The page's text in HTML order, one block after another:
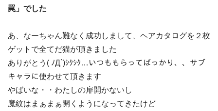
罠」でした
あ、なーちゃん難なく成功しまして、ヘアカタログを２枚
ゲットで全てだ猫が頂きました
ありがとう( ﾉД`)ｼｸｼｸ…いつももらってばっかり、、サブ
キャラに使わせて頂きます
やばいな・・わたしの扉開かないし
魔紋はまぁまぁ開くようになってきたけど